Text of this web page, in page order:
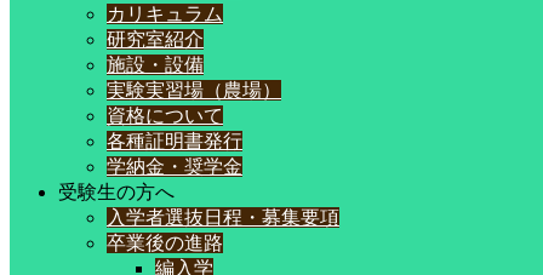
カリキュラム
研究室紹介
施設・設備
実験実習場（農場）
資格について
各種証明書発行
学納金・奨学金
受験生の方へ
入学者選抜日程・募集要項
卒業後の進路
編入学